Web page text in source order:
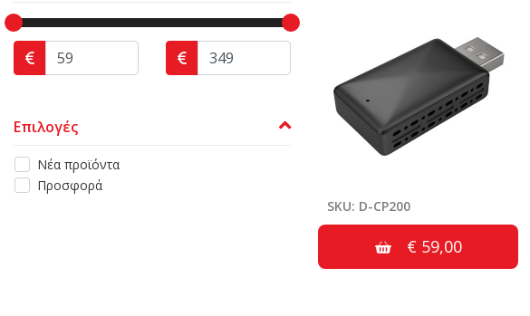
Επιλογές
Νέα προϊόντα
Προσφορά
SKU: D-CP200
€ 59,00